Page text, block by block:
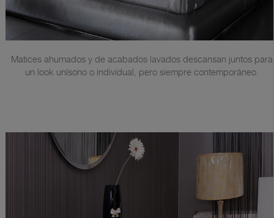
Matices ahumados y de acabados lavados descansan juntos para
un look unísono o individual, pero siempre contemporáneo.